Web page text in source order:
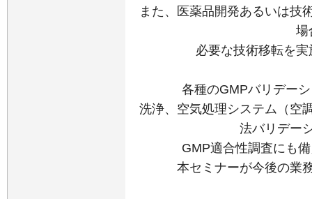
また、医薬品開発あるいは技
場
必要な技術移転を
各種のGMPバリデー
洗浄、空気処理システム（空
法バリデー
GMP適合性調査にも
本セミナーが今後の業